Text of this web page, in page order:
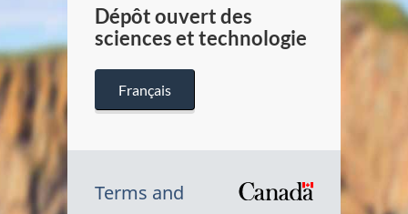
Dépôt ouvert des
sciences et technologie
Français
Terms and